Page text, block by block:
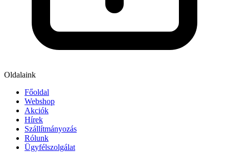
Oldalaink
Főoldal
Webshop
Akciók
Hírek
Szállítmányozás
Rólunk
Ügyfélszolgálat